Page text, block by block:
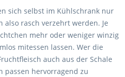
sich selbst im Kühlschrank nur
also rasch verzehrt werden. Je
mehr oder weniger winzig
mitessen lassen. Wer die
auch aus der Schale
passen hervorragend zu